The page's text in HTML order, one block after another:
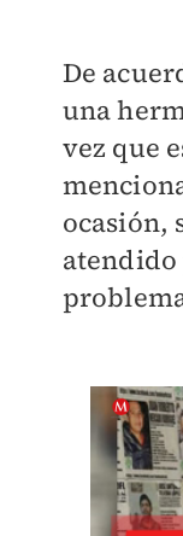
De
una
vez que
ocasión,